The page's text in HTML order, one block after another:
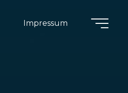
Impressum